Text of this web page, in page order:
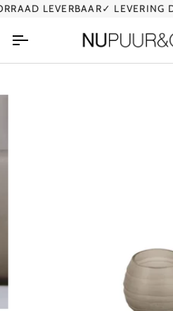
Ga
inhoud
LEVERBAAR✓ LEVERING